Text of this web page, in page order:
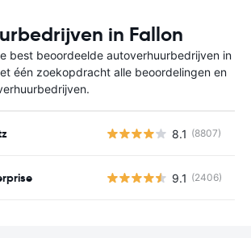
in Fallon
best beoordeelde autoverhuurbedrijven in
één zoekopdracht alle beoordelingen en
8.1 (8807)
9.1 (2406)